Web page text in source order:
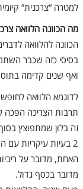
למטרה “צרכנית”
מה הכוונה הלוואה
הכוונה להלוואה
בסיסי כזה שכבר
ואף שנים קדימה
לדוגמא הלוואה
תרבות הצריכה הפכה
זה בלון שמתפוצץ
2 בעיות עיקריות עם ההלוואות האלה :
האחת, מדובר על
מדובר בכסף גדול.